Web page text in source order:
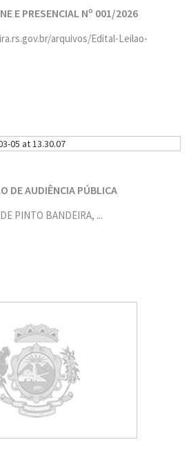
E PRESENCIAL Nº 001/2026
arquivos/Edital-Leilao-
DE AUDIÊNCIA PÚBLICA
PINTO BANDEIRA, ...